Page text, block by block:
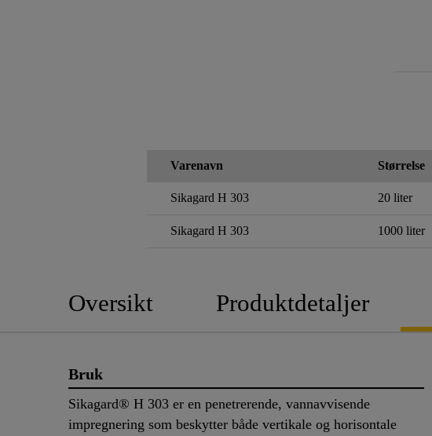
Varenavn Størrelse
Sikagard H 303 20 liter
Sikagard H 303 1000 liter
Oversikt Produktdetaljer
Bruk
Sikagard® H 303 er en penetrerende, vannavvisende
impregnering som beskytter både vertikale og horisontale